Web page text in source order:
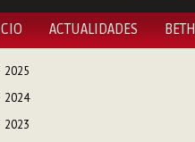
ACTUALIDADES
2025
2024
2023